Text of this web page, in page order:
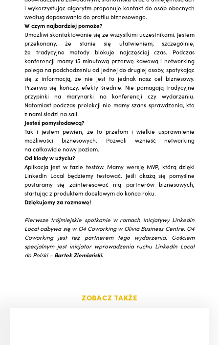
i wykorzystując algorytm proponuje kontakt do osób obecnych
według dopasowania do profilu biznesowego.
W czym najbardziej pomoże?
Umożliwi skontaktowanie się ze wszystkimi uczestnikami. Jestem
przekonany, że stanie się ułatwieniem, szczególnie,
że tradycyjne metody blokuje najczęściej czas. Podczas
konferencji mamy 15 minutową przerwę kawową i networking
polega na podchodzeniu od jednej do drugiej osoby, spotykając
się z informacją, że nie jest to jednak nasz cel biznesowy.
Przerwa się kończy, efekty średnie. Nie pomagają tradycyjne
przypinki na marynarki na konferencji czy wydarzeniu.
Natomiast podczas prelekcji nie mamy szans sprawdzenia, kto
z nami siedzi na sali.
Jesteś pomysłodawcą?
Tak i jestem pewien, że to przełom i wielkie usprawnienie
możliwości biznesowych. Pozwoli wznieść networking
na całkowicie nowy poziom.
Od kiedy w użyciu?
Aplikacja jest w fazie testów. Mamy wersję MVP, którą dzięki
LinkedIn Local będziemy testować. Jeśli okażą się pomyślne
postaramy się zainteresować nią partnerów biznesowych,
startując z produktem docelowym do końca roku.
Dziękujemy za rozmowę!
Pierwsze trójmiejskie spotkanie w ramach inicjatywy Linkedin
Local odbywa się w O4 Coworking w Olivia Business Centre. O4
Coworking jest też partnerem tego wydarzenia. Gościem
specjalnym jest inicjator wprowadzenia ruchu LinkedIn Local
do Polski – Bartek Ziemiański.
ZOBACZ TAKŻE